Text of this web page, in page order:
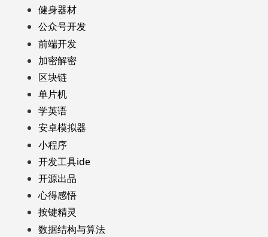
健身器材
公众号开发
前端开发
加密解密
区块链
单片机
学英语
安卓模拟器
小程序
开发工具ide
开源出品
心得感悟
按键精灵
数据结构与算法